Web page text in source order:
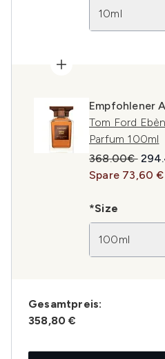
10ml
Empfohlener
Tom Ford
Parfum 100ml
368.00€
Spare 73,60 €
*Size
100ml
Gesamtpreis:
358,80 €